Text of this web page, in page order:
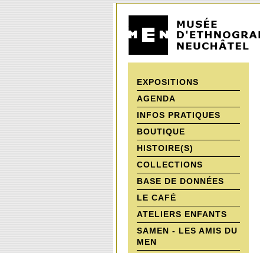
EXPOSITIONS
AGENDA
INFOS PRATIQUES
BOUTIQUE
HISTOIRE(S)
COLLECTIONS
BASE DE DONNÉES
LE CAFÉ
ATELIERS ENFANTS
SAMEN - LES AMIS DU
MEN